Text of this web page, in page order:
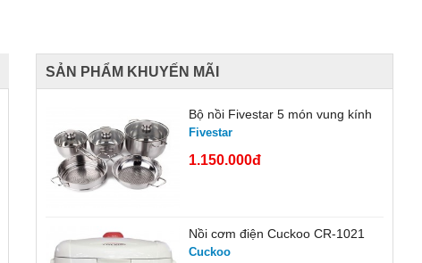
SẢN PHẨM KHUYẾN MÃI
Bộ nồi Fivestar 5 món vung kính
Fivestar
1.150.000đ
Nồi cơm điện Cuckoo CR-1021
Cuckoo